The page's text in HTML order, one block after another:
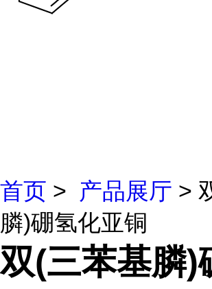
首页 > 产品展厅 >
膦)硼氢化亚铜
双(三苯基膦)